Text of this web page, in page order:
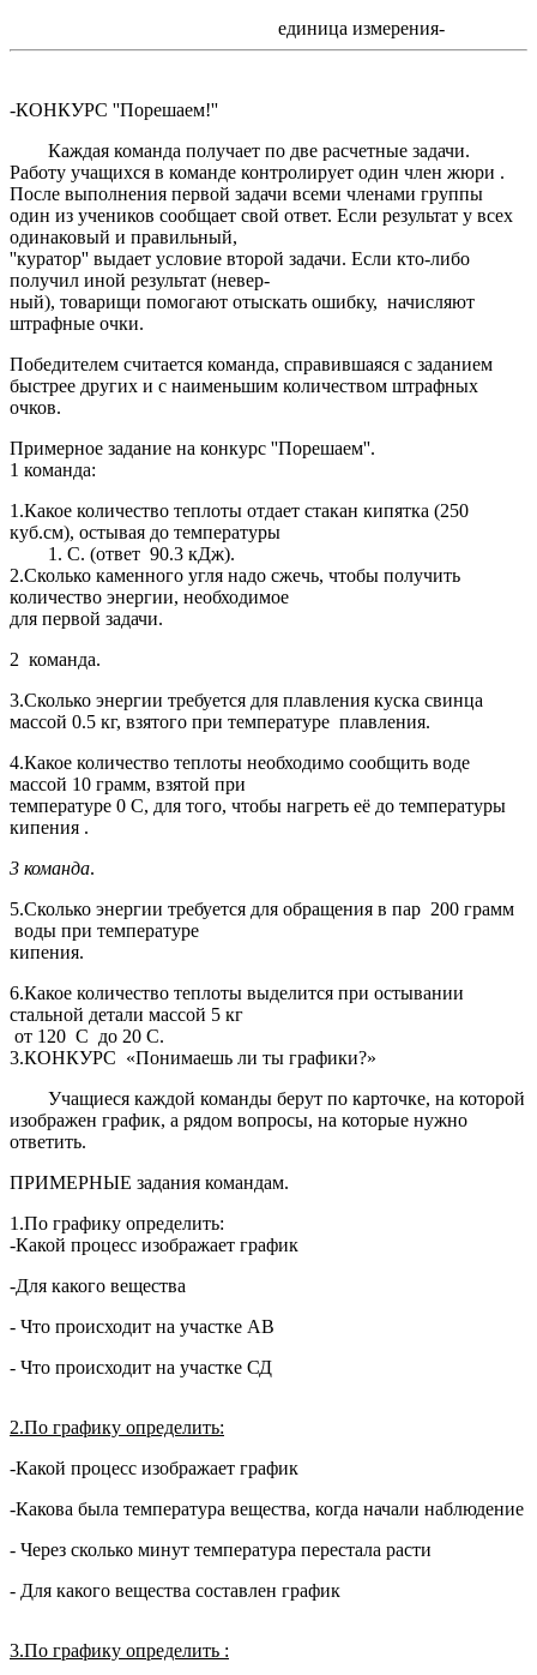
единица измерения-
-КОНКУРС ''Порешаем!''
Каждая команда получает по две расчетные задачи.
Работу учащихся в команде контролирует один член жюри .
После выполнения первой задачи всеми членами группы
один из учеников сообщает свой ответ. Если результат у всех
одинаковый и правильный,
''куратор'' выдает условие второй задачи. Если кто-либо
получил иной результат (невер-
ный), товарищи помогают отыскать ошибку, начисляют
штрафные очки.
Победителем считается команда, справившаяся с заданием
быстрее других и с наименьшим количеством штрафных
очков.
Примерное задание на конкурс ''Порешаем''.
1 команда:
1.Какое количество теплоты отдает стакан кипятка (250
куб.см), остывая до температуры
С. (ответ 90.3 кДж).
2.Сколько каменного угля надо сжечь, чтобы получить
количество энергии, необходимое
для первой задачи.
2 команда.
3.Сколько энергии требуется для плавления куска свинца
массой 0.5 кг, взятого при температуре плавления.
4.Какое количество теплоты необходимо сообщить воде
массой 10 грамм, взятой при
температуре 0 С, для того, чтобы нагреть её до температуры
кипения .
3 команда.
5.Сколько энергии требуется для обращения в пар 200 грамм
воды при температуре
кипения.
6.Какое количество теплоты выделится при остывании
стальной детали массой 5 кг
от 120 С до 20 С.
3.КОНКУРС «Понимаешь ли ты графики?»
Учащиеся каждой команды берут по карточке, на которой
изображен график, а рядом вопросы, на которые нужно
ответить.
ПРИМЕРНЫЕ задания командам.
1.По графику определить:
-Какой процесс изображает график
-Для какого вещества
- Что происходит на участке АВ
- Что происходит на участке СД
2.По графику определить:
-Какой процесс изображает график
-Какова была температура вещества, когда начали наблюдение
- Через сколько минут температура перестала расти
- Для какого вещества составлен график
3.По графику определить :